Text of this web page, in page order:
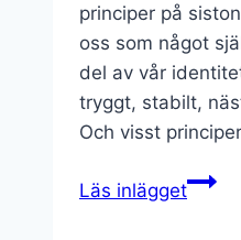
principer på
oss som något
del av vår
tryggt, stabilt,
Och visst
Läs inläggetDina